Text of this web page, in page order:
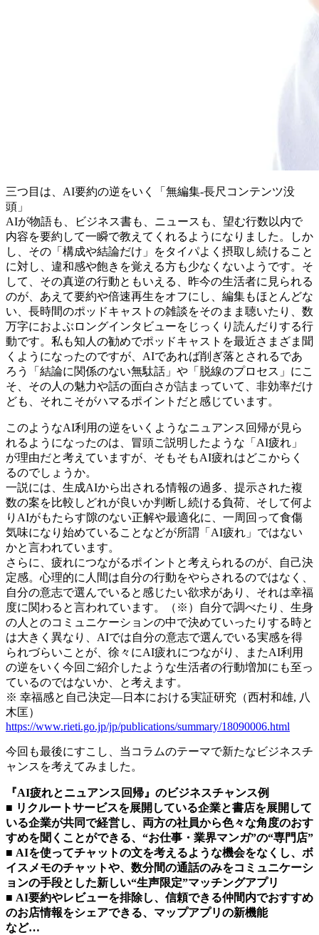
三つ目は、AI要約の逆をいく「無編集-長尺コンテンツ没
頭」
AIが物語も、ビジネス書も、ニュースも、望む行数以内で
内容を要約して一瞬で教えてくれるようになりました。しか
し、その「構成や結論だけ」をタイパよく摂取し続けること
に対し、違和感や飽きを覚える方も少なくないようです。そ
して、その真逆の行動ともいえる、昨今の生活者に見られる
のが、あえて要約や倍速再生をオフにし、編集もほとんどな
い、長時間のポッドキャストの雑談をそのまま聴いたり、数
万字におよぶロングインタビューをじっくり読んだりする行
動です。私も知人の勧めでポッドキャストを最近さまざま聞
くようになったのですが、AIであれば削ぎ落とされるであ
ろう「結論に関係のない無駄話」や「脱線のプロセス」にこ
そ、その人の魅力や話の面白さが詰まっていて、非効率だけ
ども、それこそがハマるポイントだと感じています。
このようなAI利用の逆をいくようなニュアンス回帰が見ら
れるようになったのは、冒頭ご説明したような「AI疲れ」
が理由だと考えていますが、そもそもAI疲れはどこからく
るのでしょうか。
一説には、生成AIから出される情報の過多、提示された複
数の案を比較しどれが良いか判断し続ける負荷、そして何よ
りAIがもたらす隙のない正解や最適化に、一周回って食傷
気味になり始めていることなどが所謂「AI疲れ」ではない
かと言われています。
さらに、疲れにつながるポイントと考えられるのが、自己決
定感。心理的に人間は自分の行動をやらされるのではなく、
自分の意志で選んでいると感じたい欲求があり、それは幸福
度に関わると言われています。（※）自分で調べたり、生身
の人とのコミュニケーションの中で決めていったりする時と
は大きく異なり、AIでは自分の意志で選んでいる実感を得
られづらいことが、徐々にAI疲れにつながり、またAI利用
の逆をいく今回ご紹介したような生活者の行動増加にも至っ
ているのではないか、と考えます。
※ 幸福感と自己決定―日本における実証研究（西村和雄, 八
木匡）
https://www.rieti.go.jp/jp/publications/summary/18090006.html
今回も最後にすこし、当コラムのテーマで新たなビジネスチ
ャンスを考えてみました。
『AI疲れとニュアンス回帰』のビジネスチャンス例
■ リクルートサービスを展開している企業と書店を展開して
いる企業が共同で経営し、両方の社員から色々な角度のおす
すめを聞くことができる、“お仕事・業界マンガ”の“専門店”
■ AIを使ってチャットの文を考えるような機会をなくし、ボ
イスメモのチャットや、数分間の通話のみをコミュニケーシ
ョンの手段とした新しい“生声限定”マッチングアプリ
■ AI要約やレビューを排除し、信頼できる仲間内でおすすめ
のお店情報をシェアできる、マップアプリの新機能
など…